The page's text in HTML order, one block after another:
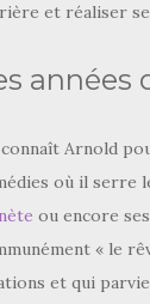
et réaliser
années
Arnold
où il serre
ou encore
« le
et qui